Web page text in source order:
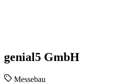
genial5 GmbH
Messebau